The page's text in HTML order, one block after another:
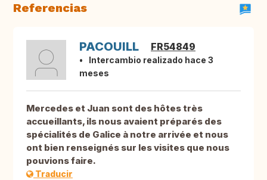
Referencias
PACOUILL FR54849
Intercambio realizado hace 3
meses
Mercedes et Juan sont des hôtes très
accueillants, ils nous avaient préparés des
spécialités de Galice à notre arrivée et nous
ont bien renseignés sur les visites que nous
pouvions faire.
Traducir